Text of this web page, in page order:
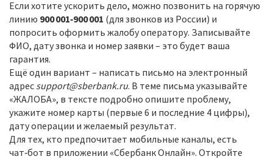
Если хотите ускорить дело, можно позвонить на горячую
линию 900 001‑900 001 (для звонков из России) и
попросить оформить жалобу оператору. Записывайте
ФИО, дату звонка и номер заявки – это будет ваша
гарантия.
Ещё один вариант – написать письмо на электронный
адрес support@sberbank.ru. В теме письма указывайте
«ЖАЛОБА», в тексте подробно опишите проблему,
укажите номер карты (первые 6 и последние 4 цифры),
дату операции и желаемый результат.
Для тех, кто предпочитает мобильные каналы, есть
чат‑бот в приложении «Сбербанк Онлайн». Откройте